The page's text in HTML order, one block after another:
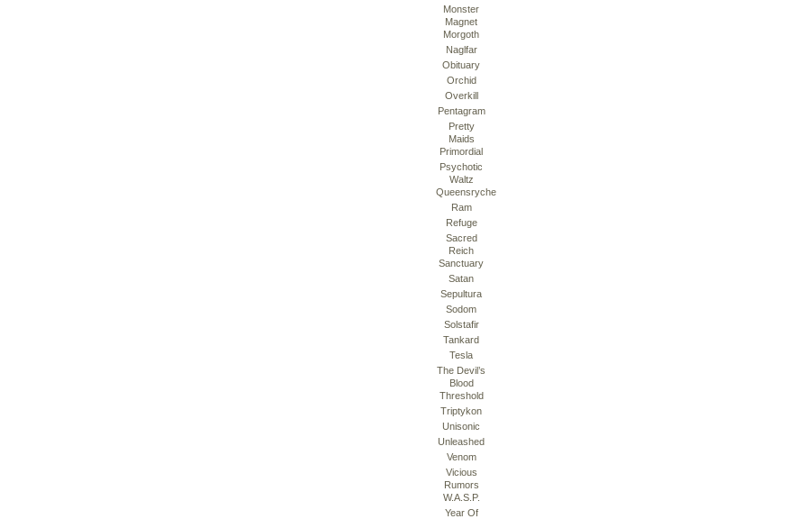
Monster
Magnet
Morgoth
Naglfar
Obituary
Orchid
Overkill
Pentagram
Pretty
Maids
Primordial
Psychotic
Waltz
Queensryche
Ram
Refuge
Sacred
Reich
Sanctuary
Satan
Sepultura
Sodom
Solstafir
Tankard
Tesla
The Devil’s
Blood
Threshold
Triptykon
Unisonic
Unleashed
Venom
Vicious
Rumors
W.A.S.P.
Year Of